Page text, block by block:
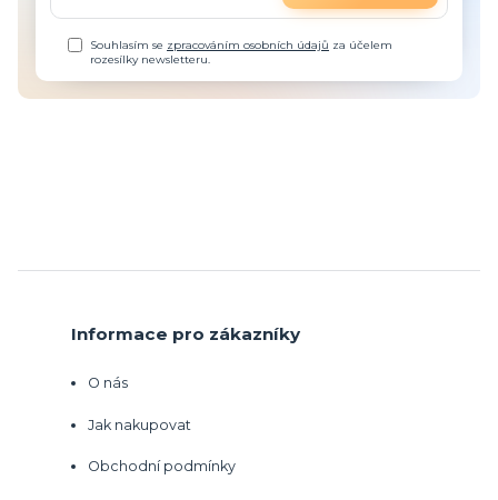
Souhlasím se zpracováním osobních údajů za účelem
rozesílky newsletteru.
Informace pro zákazníky
O nás
Jak nakupovat
Obchodní podmínky